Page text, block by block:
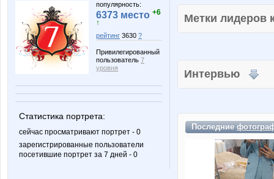
популярность:
6373 место +6
↑
рейтинг 3630 ?
Привилегированный
пользователь 7
уровня
Статистика портрета:
сейчас просматривают портрет - 0
зарегистрированные пользователи
посетившие портрет за 7 дней - 0
Метки
Интервью
Последние